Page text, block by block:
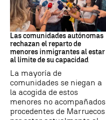
Crisis Migratoria
Las comunidades autónomas
rechazan el reparto de
menores inmigrantes al estar
al límite de su capacidad
La mayoría de
comunidades se niegan a
la acogida de estos
menores no acompañados
procedentes de Marruecos